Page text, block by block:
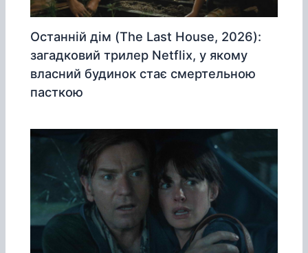
Останній дім (The Last House, 2026):
загадковий трилер Netflix, у якому
власний будинок стає смертельною
пасткою